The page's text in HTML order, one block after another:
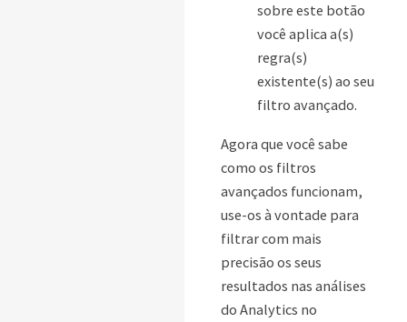
sobre este botão
você aplica a(s)
regra(s)
existente(s) ao seu
filtro avançado.
Agora que você sabe
como os filtros
avançados funcionam,
use-os à vontade para
filtrar com mais
precisão os seus
resultados nas análises
do Analytics no